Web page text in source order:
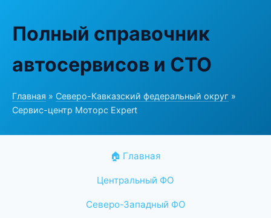
Полный справочник
автосервисов и СТО
Главная » Северо-Кавказский федеральный округ »
Сервис-центр Моторс Expert
🏠 Главная
Центральный ФО
Северо-Западный ФО